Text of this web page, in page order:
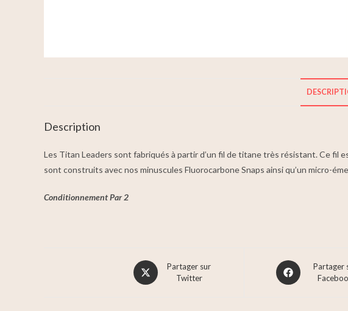
Description
Les Titan Leaders sont fabriqués à partir d’un fil de titane très résistant. Ce fil
sont construits avec nos minuscules Fluorocarbone Snaps ainsi qu’un micro-
Conditionnement Par 2
Partager sur
Twitter
Partager